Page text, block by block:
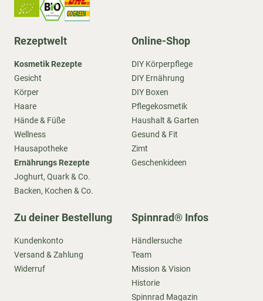
Rezeptwelt
Kosmetik Rezepte
Gesicht
Körper
Haare
Hände & Füße
Wellness
Hausapotheke
Ernährungs Rezepte
Joghurt, Quark & Co.
Backen, Kochen & Co.
Online-Shop
DIY Körperpflege
DIY Ernährung
DIY Boxen
Pflegekosmetik
Haushalt & Garten
Gesund & Fit
Zimt
Geschenkideen
Zu deiner Bestellung
Kundenkonto
Versand & Zahlung
Widerruf
Spinnrad® Infos
Händlersuche
Team
Mission & Vision
Historie
Spinnrad Magazin